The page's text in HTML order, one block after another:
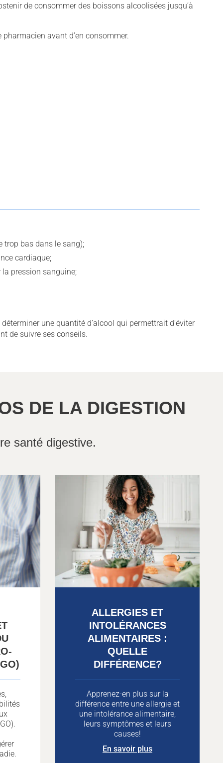
de consommer des boissons alcoolisées jusqu’à
avant d’en consommer.
trop bas dans le sang);
cardiaque;
pression sanguine;
une quantité d’alcool qui permettrait d’éviter
de suivre ses conseils.
DE LA DIGESTION
santé digestive.
ALLERGIES ET
INTOLÉRANCES
ALIMENTAIRES :
QUELLE
DIFFÉRENCE?
Apprenez-en plus sur la
différence entre une allergie et
une intolérance alimentaire,
leurs symptômes et leurs
causes!
En savoir plus